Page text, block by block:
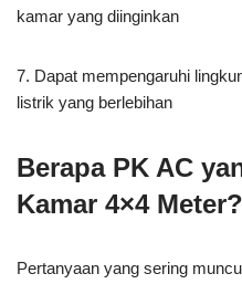
kamar yang diinginkan
7. Dapat mempengaruhi
listrik yang berlebihan
Berapa PK AC
Kamar 4×4 Meter?
Pertanyaan yang sering